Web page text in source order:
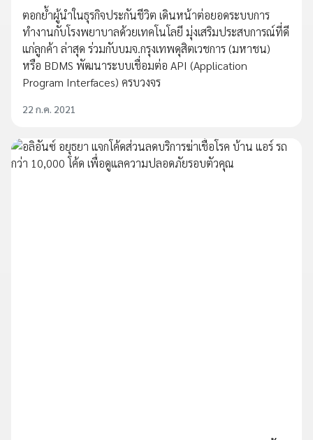
ตอกย้ำผู้นำในธุรกิจประกันชีวิต เดินหน้าต่อยอดระบบการ
ทำงานกับโรงพยาบาลด้วยเทคโนโลยี มุ่งเสริมประสบการณ์ที่ดี
แก่ลูกค้า ล่าสุด ร่วมกับบมจ.กรุงเทพดุสิตเวชการ (มหาชน)
หรือ BDMS พัฒนาระบบเชื่อมต่อ API (Application
Program Interfaces) ครบวงจร
22 ก.ค. 2021